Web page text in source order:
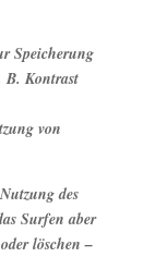
Speicherung
B. Kontrast
von
des
Surfen aber
löschen –